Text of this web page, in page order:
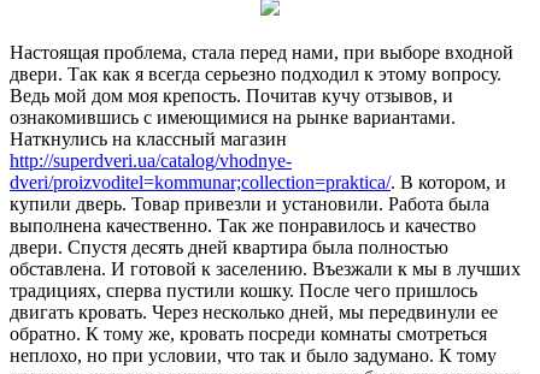
Настоящая проблема, стала перед нами, при выборе входной
двери. Так как я всегда серьезно подходил к этому вопросу.
Ведь мой дом моя крепость. Почитав кучу отзывов, и
ознакомившись с имеющимися на рынке вариантами.
Наткнулись на классный магазин
http://superdveri.ua/catalog/vhodnye-
dveri/proizvoditel=kommunar;collection=praktica/. В котором, и
купили дверь. Товар привезли и установили. Работа была
выполнена качественно. Так же понравилось и качество
двери. Спустя десять дней квартира была полностью
обставлена. И готовой к заселению. Въезжали к мы в лучших
традициях, сперва пустили кошку. После чего пришлось
двигать кровать. Через несколько дней, мы передвинули ее
обратно. К тому же, кровать посреди комнаты смотреться
неплохо, но при условии, что так и было задумано. К тому